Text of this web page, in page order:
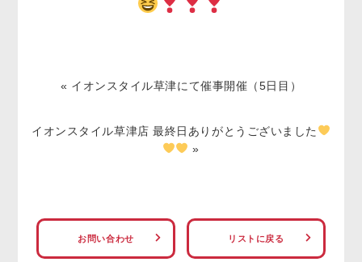
« イオンスタイル草津にて催事開催（5日目）
イオンスタイル草津店 最終日ありがとうございました
»
お問い合わせ リストに戻る